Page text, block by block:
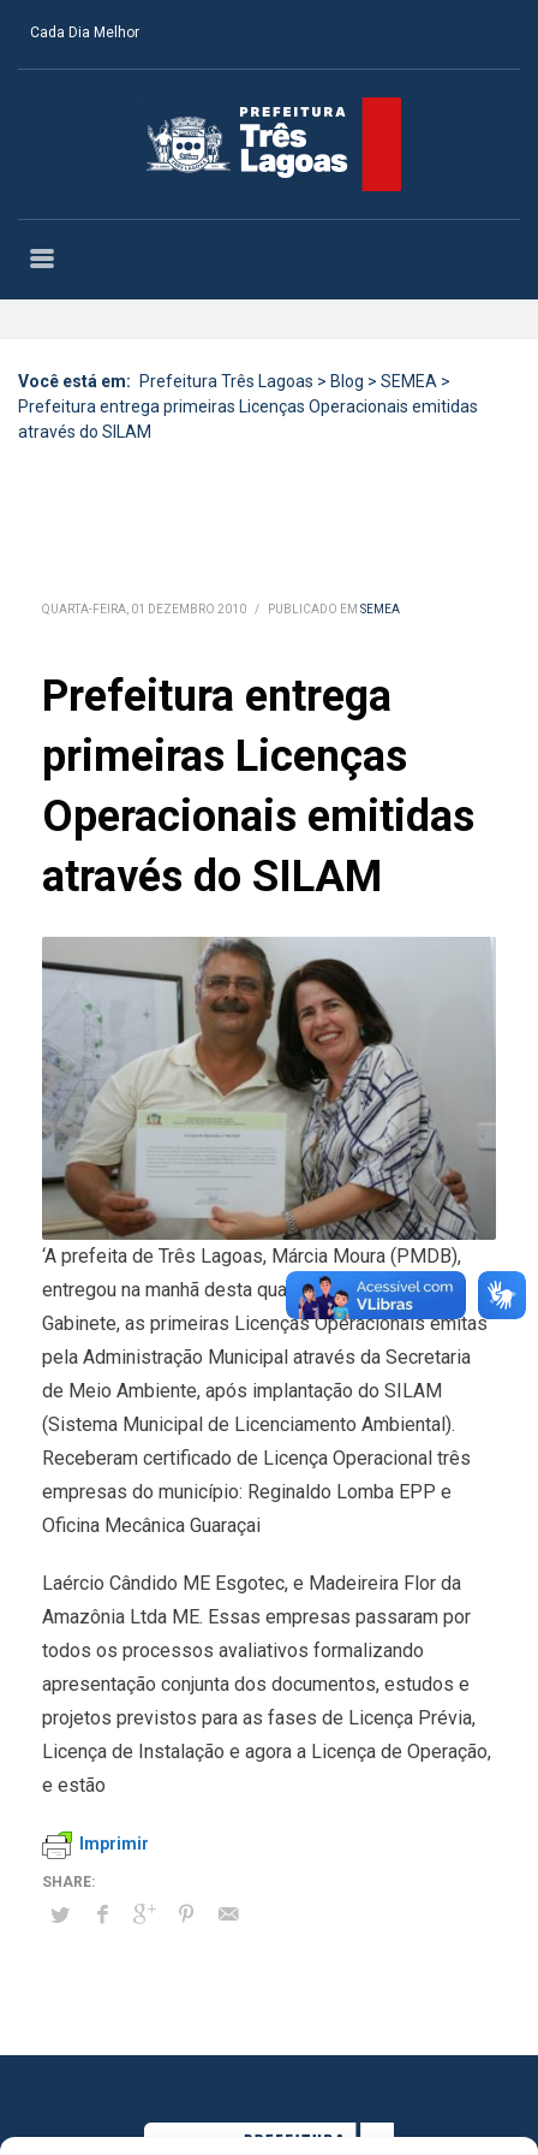
Cada Dia Melhor
Você está em: Prefeitura Três Lagoas > Blog > SEMEA >
Prefeitura entrega primeiras Licenças Operacionais emitidas
através do SILAM
QUARTA-FEIRA, 01 DEZEMBRO 2010 / PUBLICADO EM SEMEA
Prefeitura entrega
primeiras Licenças
Operacionais emitidas
através do SILAM
‘A prefeita de Três Lagoas, Márcia Moura (PMDB),
entregou na manhã desta quarta-feira (01), no
Gabinete, as primeiras Licenças Operacionais emitas
pela Administração Municipal através da Secretaria
de Meio Ambiente, após implantação do SILAM
(Sistema Municipal de Licenciamento Ambiental).
Receberam certificado de Licença Operacional três
empresas do município: Reginaldo Lomba EPP e
Oficina Mecânica Guaraçai
Laércio Cândido ME Esgotec, e Madeireira Flor da
Amazônia Ltda ME. Essas empresas passaram por
todos os processos avaliativos formalizando
apresentação conjunta dos documentos, estudos e
projetos previstos para as fases de Licença Prévia,
Licença de Instalação e agora a Licença de Operação,
e estão
Imprimir